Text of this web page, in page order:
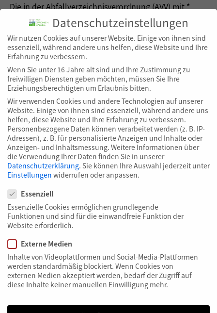
Die in der Abfallverzeichnisverordnung (AVV) mit *
gekennzeichneten gefährlichen Abfälle unterliegen
der Nachweisverordnung (NachwV).
Elektronisches Nachweisverfahren
& Zertifikate
Datenschutzeinstellungen
Wir nutzen Cookies auf unserer Website. Einige von ihnen sind
essenziell, während andere uns helfen, diese Website und Ihre
Erfahrung zu verbessern.
Wenn Sie unter 16 Jahre alt sind und Ihre Zustimmung zu
freiwilligen Diensten geben möchten, müssen Sie Ihre
Erziehungsberechtigten um Erlaubnis bitten.
Wir verwenden Cookies und andere Technologien auf unserer
Website. Einige von ihnen sind essenziell, während andere uns
helfen, diese Website und Ihre Erfahrung zu verbessern.
Personenbezogene Daten können verarbeitet werden (z. B. IP-
Adressen), z. B. für personalisierte Anzeigen und Inhalte oder
Anzeigen- und Inhaltsmessung. Weitere Informationen über
die Verwendung Ihrer Daten finden Sie in unserer
Datenschutzerklärung. Sie können Ihre Auswahl jederzeit unter
Einstellungen widerrufen oder anpassen.
Essenziell
Essenzielle Cookies ermöglichen grundlegende
Funktionen und sind für die einwandfreie Funktion der
Website erforderlich.
Externe Medien
Inhalte von Videoplattformen und Social-Media-Plattformen
werden standardmäßig blockiert. Wenn Cookies von
externen Medien akzeptiert werden, bedarf der Zugriff auf
diese Inhalte keiner manuellen Einwilligung mehr.